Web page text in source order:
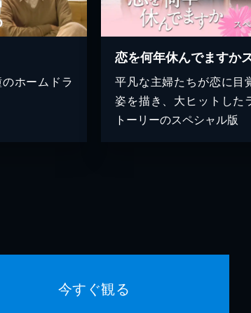
ホームドラ
平凡な主婦たちが恋に目
姿を描き、大ヒットした
トーリーのスペシャル版
今すぐ観る